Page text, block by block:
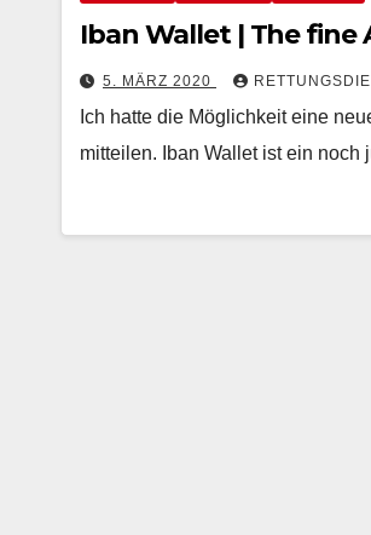
Iban Wallet | The
5. MÄRZ 2020
Ich hatte die Möglichkeit eine
mitteilen. Iban Wallet ist ein